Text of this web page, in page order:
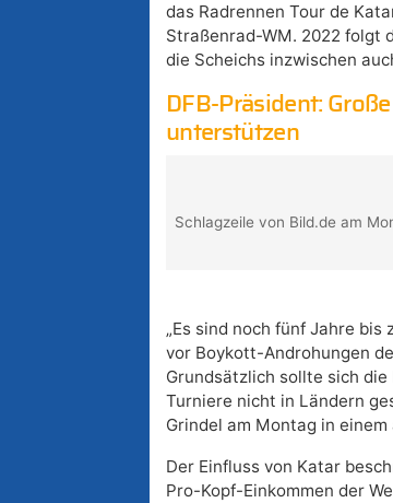
das Radrennen Tour de
Straßenrad-WM. 2022 folgt
die Scheichs inzwischen
DFB-Präsident:
unterstützen
Schlagzeile von Bild.de am
„Es sind noch fünf Jahre
vor Boykott-Androhungen
Grundsätzlich sollte sich
Turniere nicht in Ländern
Grindel am Montag in
Der Einfluss von Katar
Pro-Kopf-Einkommen der